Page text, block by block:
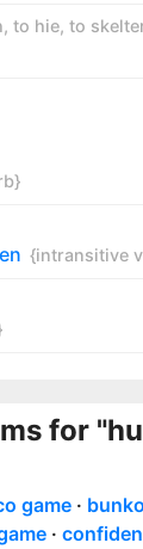
, to hie, to
{intransitive
for
game bunko